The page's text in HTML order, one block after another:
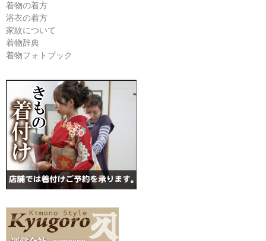
着物の着方
浴衣の着方
家紋について
着物辞典
着物フォトブック